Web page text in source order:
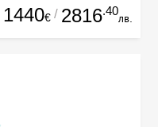
1440€ / 2816.40
лв.